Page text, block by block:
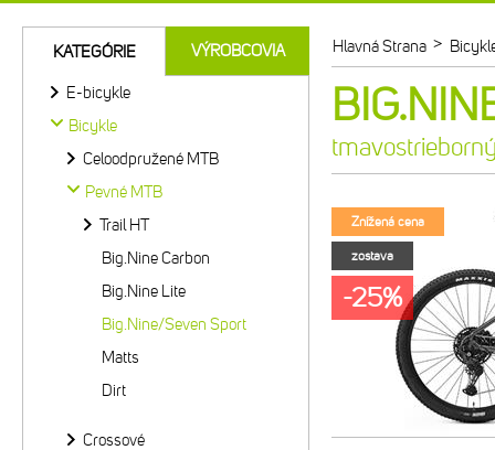
Hlavná Strana >
Znížená cena
zostava
-25%
KATEGÓRIE VÝROBCOVIA
E-bicykle
Bicykle
Celoodpružené MTB
Pevné MTB
Trail HT
Big.Nine Carbon
Big.Nine Lite
Big.Nine/Seven Sport
Matts
Dirt
Crossové